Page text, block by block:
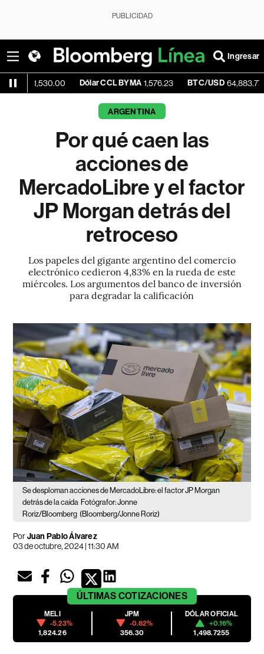
PUBLICIDAD
Ingresar
Dólar CCL BYMA 1,576.23 BTC/USD 64,883.77
ARGENTINA
Por qué caen las
acciones de
MercadoLibre y el factor
JP Morgan detrás del
retroceso
Los papeles del gigante argentino del comercio
electrónico cedieron 4,83% en la rueda de este
miércoles. Los argumentos del banco de inversión
para degradar la calificación
Se desploman acciones de MercadoLibre: el factor JP Morgan
detrás de la caída Fotógrafor: Jonne
Roriz/Bloomberg (Bloomberg/Jonne Roriz)
PorJuan Pablo Álvarez
03 de octubre, 2024 | 11:30 AM
ÚLTIMAS COTIZACIONES
MELI
-5.23%
1,824.26
JPM
-0.82%
356.30
DÓLAR OFICIAL
+0.16%
1,498.7255